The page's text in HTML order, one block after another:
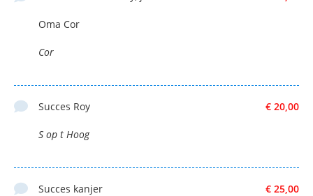
Oma Cor
Cor
€ 20,00
Succes Roy
S op t Hoog
€ 25,00
Succes kanjer